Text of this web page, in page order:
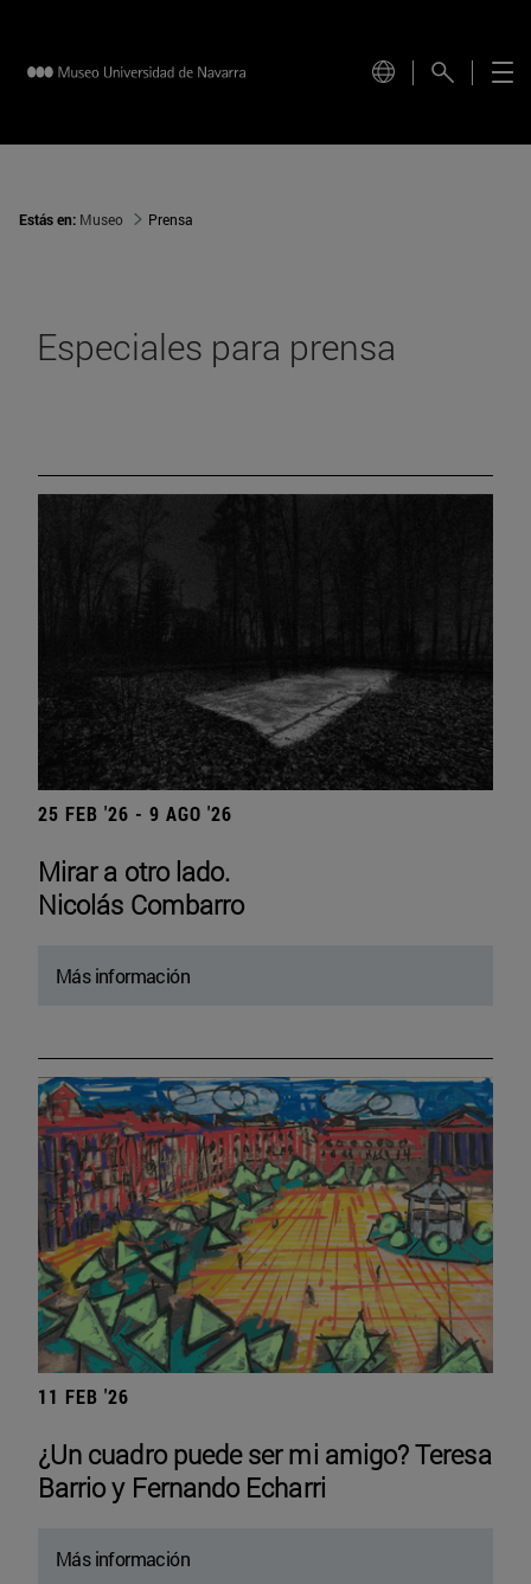
Estás en: Museo Prensa
Especiales para prensa
25 FEB '26 - 9 AGO '26
Mirar a otro lado.
Nicolás Combarro
Más información
11 FEB '26
¿Un cuadro puede ser mi amigo? Teresa
Barrio y Fernando Echarri
Más información